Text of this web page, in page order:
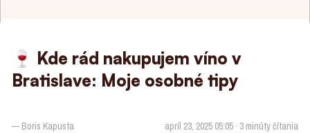
🍷 Kde rád nakupujem víno v
Bratislave: Moje osobné tipy
— Boris Kapusta apríl 23, 2025 05:05 · 3 minúty čítania